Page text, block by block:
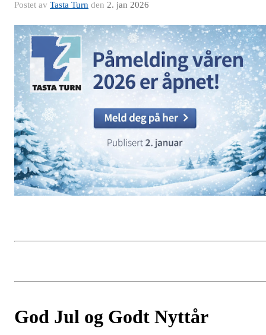
Postet av Tasta Turn den 2. jan 2026
God Jul og Godt Nyttår